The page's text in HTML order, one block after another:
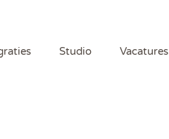
Studio Vacatures